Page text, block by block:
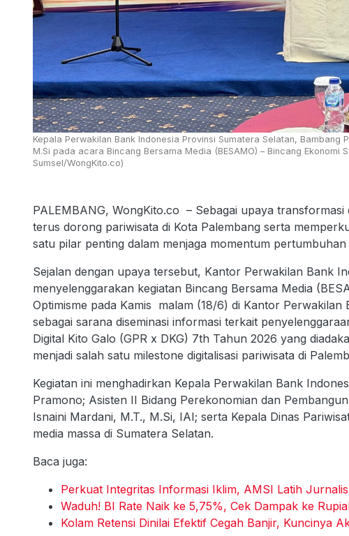
Kepala Perwakilan Bank Indonesia Provinsi Sumatera Selatan,
M.Si pada acara Bincang Bersama Media (BESAMO) – Bincang
Sumsel/WongKito.co)
PALEMBANG, WongKito.co – Sebagai upaya
terus dorong pariwisata di Kota Palembang serta
satu pilar penting dalam menjaga momentum
Sejalan dengan upaya tersebut, Kantor Perwakilan Bank
menyelenggarakan kegiatan Bincang Bersama Media
Optimisme pada Kamis malam (18/6) di Kantor
sebagai sarana diseminasi informasi terkait
Digital Kito Galo (GPR x DKG) 7th Tahun 2026 yang
menjadi salah satu milestone digitalisasi pariwisata di
Kegiatan ini menghadirkan Kepala Perwakilan Bank
Pramono; Asisten II Bidang Perekonomian dan
Isnaini Mardani, M.T., M.Si, IAI; serta Kepala Dinas
media massa di Sumatera Selatan.
Baca juga:
Perkuat Integritas Informasi Iklim, AMSI Latih
Waduh! BI Rate Naik ke 5,75%, Cek Dampak ke
Kolam Retensi Dinilai Efektif Cegah Banjir, Kuncinya